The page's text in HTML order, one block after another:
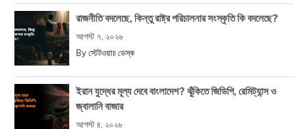
রাজনীতি বদলেছে, কিন্তু রাষ্ট্র পরিচালনার সংস্কৃতি কি বদলেছে?
আগস্ট ৭, ২০২৬
By স্টেটওয়াচ ডেস্ক
ইরান যুদ্ধের মূল্য দেবে বাংলাদেশ? ঝুঁকিতে জিডিপি, রেমিট্যান্স ও
জ্বালানি বাজার
আগস্ট ৪, ২০২৬